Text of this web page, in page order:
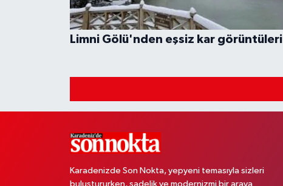
Limni Gölü'nden eşsiz kar görüntüleri
Karadenizde Son Nokta, yepyeni temasıyla sizleri
buluştururken, sadelik ve modernizmi bir araya